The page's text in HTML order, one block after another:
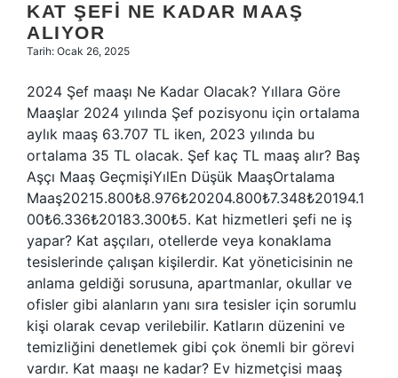
KAT ŞEFI NE KADAR MAAŞ
ALIYOR
Tarih: Ocak 26, 2025
2024 Şef maaşı Ne Kadar Olacak? Yıllara Göre
Maaşlar 2024 yılında Şef pozisyonu için ortalama
aylık maaş 63.707 TL iken, 2023 yılında bu
ortalama 35 TL olacak. Şef kaç TL maaş alır? Baş
Aşçı Maaş GeçmişiYılEn Düşük MaaşOrtalama
Maaş20215.800₺8.976₺20204.800₺7.348₺20194.1
00₺6.336₺20183.300₺5. Kat hizmetleri şefi ne iş
yapar? Kat aşçıları, otellerde veya konaklama
tesislerinde çalışan kişilerdir. Kat yöneticisinin ne
anlama geldiği sorusuna, apartmanlar, okullar ve
ofisler gibi alanların yanı sıra tesisler için sorumlu
kişi olarak cevap verilebilir. Katların düzenini ve
temizliğini denetlemek gibi çok önemli bir görevi
vardır. Kat maaşı ne kadar? Ev hizmetçisi maaş